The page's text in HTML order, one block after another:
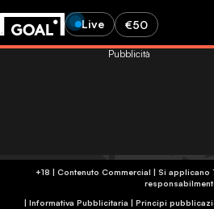
Live €50
+18 | Contenuto Commercial | Si
| Informativa Pubblicitaria | Principi
Pubblicità